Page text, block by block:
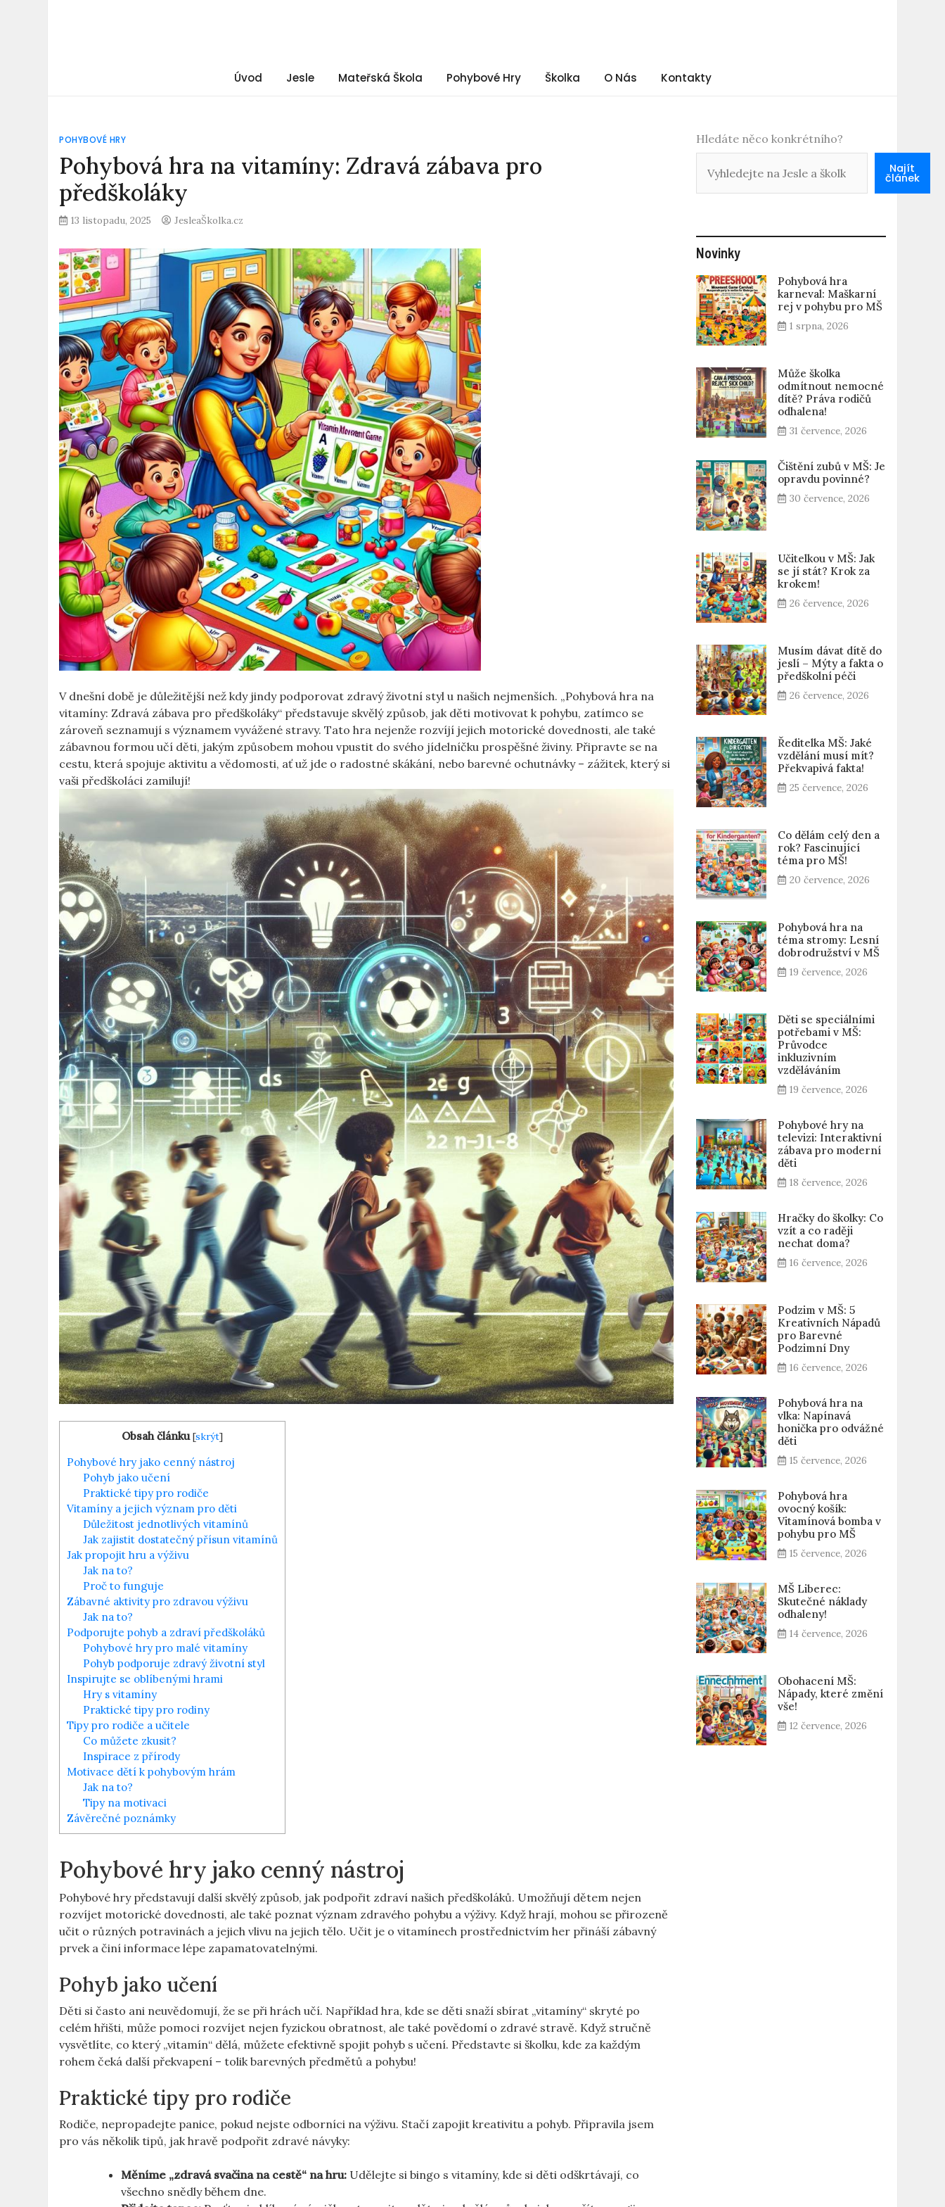
Úvod Jesle Mateřská Škola Pohybové Hry Školka O Nás Kontakty
POHYBOVÉ HRY
Pohybová hra na vitamíny: Zdravá zábava pro
předškoláky
13 listopadu, 2025 JesleaŠkolka.cz
V dnešní době je důležitější než kdy jindy podporovat zdravý životní styl u našich nejmenších. „Pohybová hra na
vitamíny: Zdravá zábava pro předškoláky“ představuje skvělý způsob, jak děti motivovat k pohybu, zatímco se
zároveň seznamují s významem vyvážené stravy. Tato hra nejenže rozvíjí jejich motorické dovednosti, ale také
zábavnou formou učí děti, jakým způsobem mohou vpustit do svého jídelníčku prospěšné živiny. Připravte se na
cestu, která spojuje aktivitu a vědomosti, ať už jde o radostné skákání, nebo barevné ochutnávky – zážitek, který si
vaši předškoláci zamilují!
Obsah článku [skrýt]
Pohybové hry jako cenný nástroj
Pohyb jako učení
Praktické tipy pro rodiče
Vitamíny a jejich význam pro děti
Důležitost jednotlivých vitamínů
Jak zajistit dostatečný přísun vitamínů
Jak propojit hru a výživu
Jak na to?
Proč to funguje
Zábavné aktivity pro zdravou výživu
Jak na to?
Podporujte pohyb a zdraví předškoláků
Pohybové hry pro malé vitamíny
Pohyb podporuje zdravý životní styl
Inspirujte se oblíbenými hrami
Hry s vitamíny
Praktické tipy pro rodiny
Tipy pro rodiče a učitele
Co můžete zkusit?
Inspirace z přírody
Motivace dětí k pohybovým hrám
Jak na to?
Tipy na motivaci
Závěrečné poznámky
Pohybové hry jako cenný nástroj
Pohybové hry představují další skvělý způsob, jak podpořit zdraví našich předškoláků. Umožňují dětem nejen
rozvíjet motorické dovednosti, ale také poznat význam zdravého pohybu a výživy. Když hrají, mohou se přirozeně
učit o různých potravinách a jejich vlivu na jejich tělo. Učit je o vitamínech prostřednictvím her přináší zábavný
prvek a činí informace lépe zapamatovatelnými.
Pohyb jako učení
Děti si často ani neuvědomují, že se při hrách učí. Například hra, kde se děti snaží sbírat „vitamíny“ skryté po
celém hřišti, může pomoci rozvíjet nejen fyzickou obratnost, ale také povědomí o zdravé stravě. Když stručně
vysvětlíte, co který „vitamín“ dělá, můžete efektivně spojit pohyb s učení. Představte si školku, kde za každým
rohem čeká další překvapení – tolik barevných předmětů a pohybu!
Praktické tipy pro rodiče
Rodiče, nepropadejte panice, pokud nejste odborníci na výživu. Stačí zapojit kreativitu a pohyb. Připravila jsem
pro vás několik tipů, jak hravě podpořit zdravé návyky:
Měníme „zdravá svačina na cestě“ na hru: Udělejte si bingo s vitamíny, kde si děti odškrtávají, co
všechno snědly během dne.
Hledáte něco konkrétního?
Najít
článek
Novinky
Pohybová hra
karneval: Maškarní
rej v pohybu pro MŠ
1 srpna, 2026
Může školka
odmítnout nemocné
dítě? Práva rodičů
odhalena!
31 července, 2026
Čištění zubů v MŠ: Je
opravdu povinné?
30 července, 2026
Učitelkou v MŠ: Jak
se jí stát? Krok za
krokem!
26 července, 2026
Musím dávat dítě do
jeslí – Mýty a fakta o
předškolní péči
26 července, 2026
Ředitelka MŠ: Jaké
vzdělání musí mít?
Překvapivá fakta!
25 července, 2026
Co dělám celý den a
rok? Fascinující
téma pro MŠ!
20 července, 2026
Pohybová hra na
téma stromy: Lesní
dobrodružství v MŠ
19 července, 2026
Děti se speciálními
potřebami v MŠ:
Průvodce
inkluzivním
vzděláváním
19 července, 2026
Pohybové hry na
televizi: Interaktivní
zábava pro moderní
děti
18 července, 2026
Hračky do školky: Co
vzít a co raději
nechat doma?
16 července, 2026
Podzim v MŠ: 5
Kreativních Nápadů
pro Barevné
Podzimní Dny
16 července, 2026
Pohybová hra na
vlka: Napínavá
honička pro odvážné
děti
15 července, 2026
Pohybová hra
ovocný košík:
Vitamínová bomba v
pohybu pro MŠ
15 července, 2026
MŠ Liberec:
Skutečné náklady
odhaleny!
14 července, 2026
Obohacení MŠ:
Nápady, které změní
vše!
12 července, 2026